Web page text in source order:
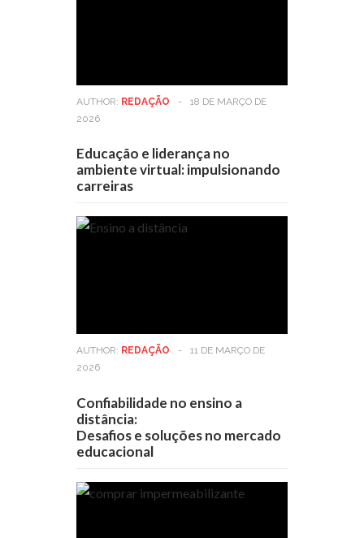
AUTHOR: REDAÇÃO -
18 DE MARÇO DE
2026
Educação e liderança no
ambiente virtual: impulsionando
carreiras
AUTHOR: REDAÇÃO -
11 DE MARÇO DE
2026
Confiabilidade no ensino a
distância:
Desafios e soluções no mercado
educacional